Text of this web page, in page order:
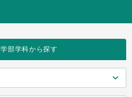
学部学科から探す